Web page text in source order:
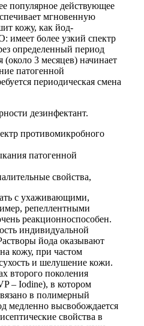
популярное действующее
мгновенную
кожу, как йод-
имеет более узкий спектр
определенный период
3 месяцев) начинает
патогенной
периодическая смена
дезинфектант.
противомикробного
патогенной
свойства,
с ухаживающими,
репеллентными
реакционноспособен.
индивидуальной
йода оказывают
кожу, при частом
и шелушение кожи.
второго поколения
– Iodine), в котором
в полимерный
медленно высвобождается
свойства в